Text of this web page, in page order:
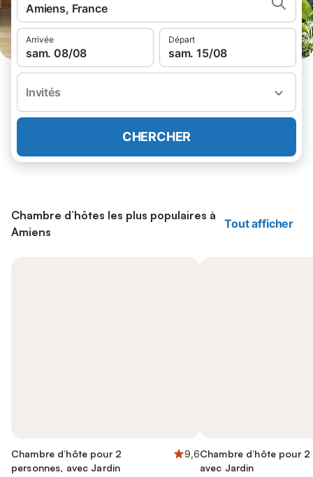
Amiens, France
Arrivée
sam. 08/08
Départ
sam. 15/08
Invités
CHERCHER
Chambre d’hôtes les plus populaires à
Amiens
Tout afficher
Chambre d’hôte pour 2
personnes, avec Jardin
9,6Chambre d’hôte pour
avec Jardin